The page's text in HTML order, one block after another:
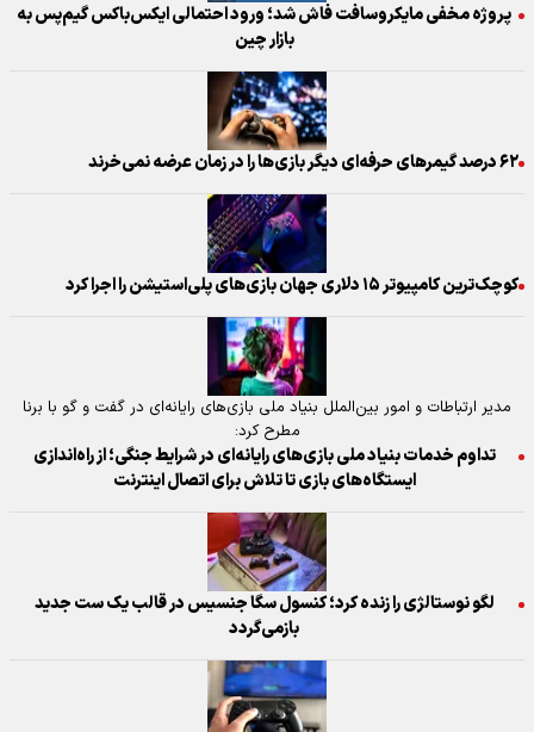
پروژه مخفی مایکروسافت فاش شد؛ ورود احتمالی ایکس‌باکس گیم‌پس به
بازار چین
۶۲ درصد گیمر‌های حرفه‌ای دیگر بازی‌ها را در زمان عرضه نمی‌خرند
کوچک‌ترین کامپیوتر ۱۵ دلاری جهان بازی‌های پلی‌استیشن را اجرا کرد
مدیر ارتباطات و امور بین‌الملل بنیاد ملی بازی‌های رایانه‌ای در گفت و گو با برنا
مطرح کرد:
تداوم خدمات بنیاد ملی بازی‌های رایانه‌ای در شرایط جنگی؛ از راه‌اندازی
ایستگاه‌های بازی تا تلاش برای اتصال اینترنت
لگو نوستالژی را زنده کرد؛ کنسول سگا جنسیس در قالب یک ست جدید
بازمی‌گردد